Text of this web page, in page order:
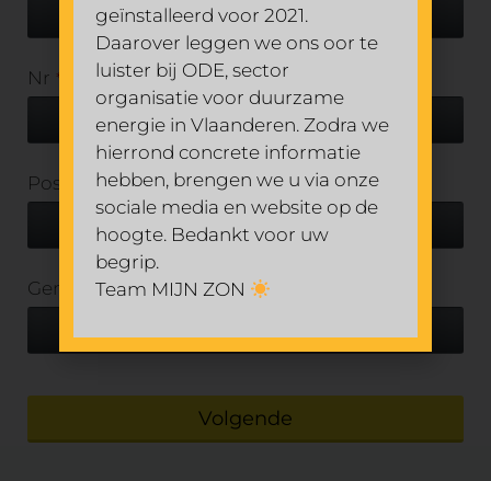
Nr *
Postcode *
Gemeente *
Volgende
geïnstalleerd voor 2021.
Daarover leggen we ons oor te
luister bij ODE, sector
organisatie voor duurzame
energie in Vlaanderen. Zodra we
hierrond concrete informatie
hebben, brengen we u via onze
sociale media en website op de
hoogte. Bedankt voor uw
begrip.
Team MIJN ZON